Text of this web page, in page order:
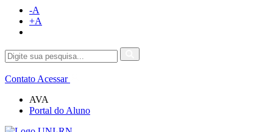
-A
+A
Contato Acessar
AVA
Portal do Aluno